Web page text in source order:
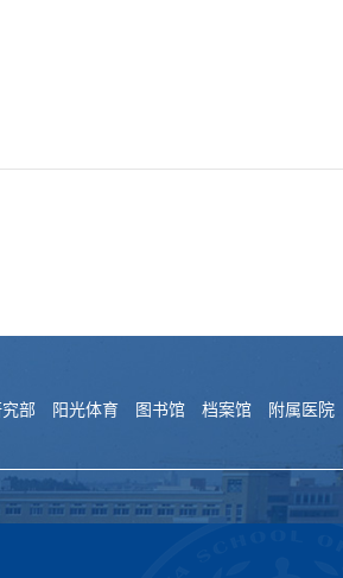
部 阳光体育 图书馆 档案馆 附属医院